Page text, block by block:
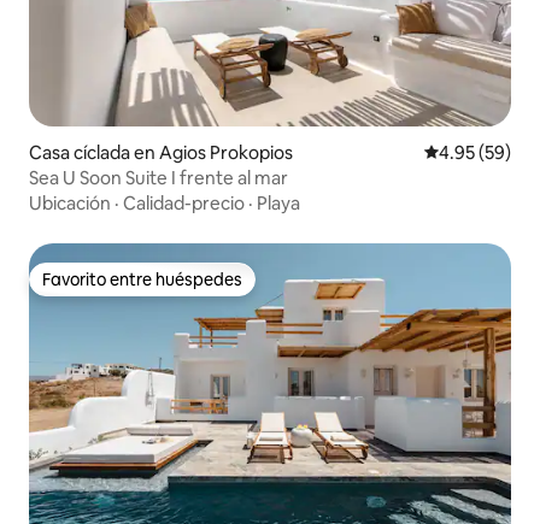
Casa cíclada en Agios Prokopios Calificación
4.95 (59)
Sea U Soon Suite I frente al mar
Ubicación · Calidad-precio · Playa
Favorito entre huéspedes
Favorito entre huéspedes